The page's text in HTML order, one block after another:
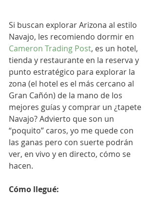
Si buscan explorar Arizona al estilo
Navajo, les recomiendo dormir en
Cameron Trading Post, es un hotel,
tienda y restaurante en la reserva y
punto estratégico para explorar la
zona (el hotel es el más cercano al
Gran Cañón) de la mano de los
mejores guías y comprar un ¿tapete
Navajo? Advierto que son un
“poquito” caros, yo me quede con
las ganas pero con suerte podrán
ver, en vivo y en directo, cómo se
hacen.
Cómo llegué: